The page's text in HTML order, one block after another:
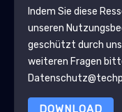
Indem Sie diese
unseren
geschützt durch
weiteren Fragen
DOWNLOAD